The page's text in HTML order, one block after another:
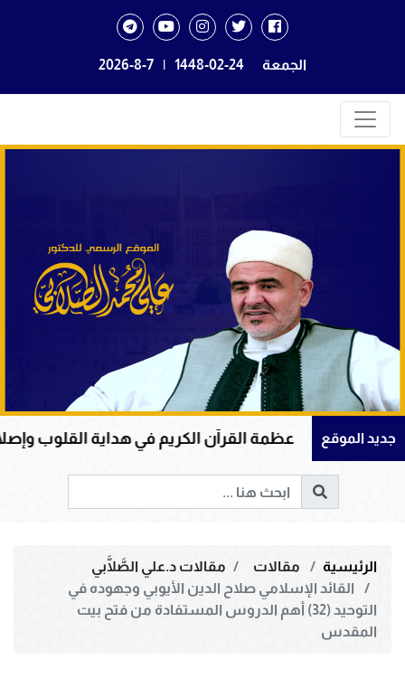
الجمعة 1448-02-24
|
2026-8-7
جديد الموقع
الكريم في هداية القلوب وإصلاح المجتمعات وقيادة
الرئيسية مقالات
مقالات د.علي الصَّلَّابي
القائد الإسلامي صلاح الدين الأيوبي وجهوده في
التوحيد (32) أهم الدروس المستفادة من فتح بيت
المقدس